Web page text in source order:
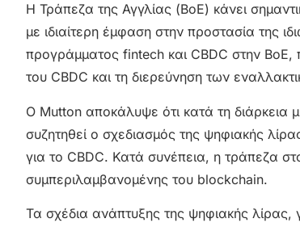
Η Τράπεζα της Αγγλίας (BoE) κάνει
με ιδιαίτερη έμφαση στην προστασία της
προγράμματος fintech και CBDC στην BoE,
του CBDC και τη διερεύνηση των
Ο Mutton αποκάλυψε ότι κατά τη
συζητηθεί ο σχεδιασμός της ψηφιακής
για το CBDC. Κατά συνέπεια, η τράπεζα
συμπεριλαμβανομένης του blockchain.
Τα σχέδια ανάπτυξης της ψηφιακής